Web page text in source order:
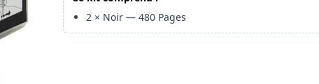
2 × Noir —480 Pages